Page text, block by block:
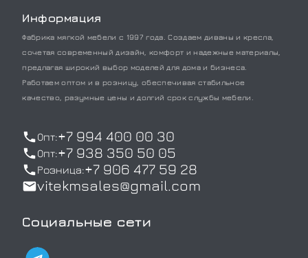
Опт:+7 994 400 00 30
Опт:+7 938 350 50 05
Розница:+7 906 477 59 28
vitekmsales@gmail.com
Социальные сети
Информация
Фабрика мягкой мебели с 1997 года. Создаем диваны и кресла,
сочетая современный дизайн, комфорт и надежные материалы,
предлагая широкий выбор моделей для дома и бизнеса.
Работаем оптом и в розницу, обеспечивая стабильное
качество, разумные цены и долгий срок службы мебели.